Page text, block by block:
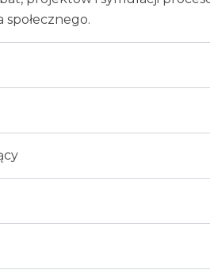
społecznego.